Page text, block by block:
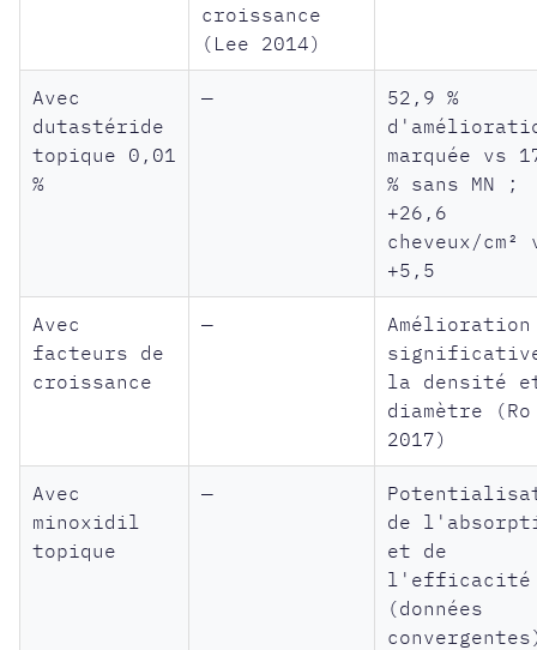
croissance
(Lee 2014)
Avec
dutastéride
topique 0,01
%
—
52,9 %
marquée vs
% sans MN ;
+26,6
cheveux/cm²
+5,5
Avec
facteurs de
croissance
—
Amélioration
la densité
diamètre (Ro
2017)
Avec
minoxidil
topique
—
de
et de
l'efficacité
(données